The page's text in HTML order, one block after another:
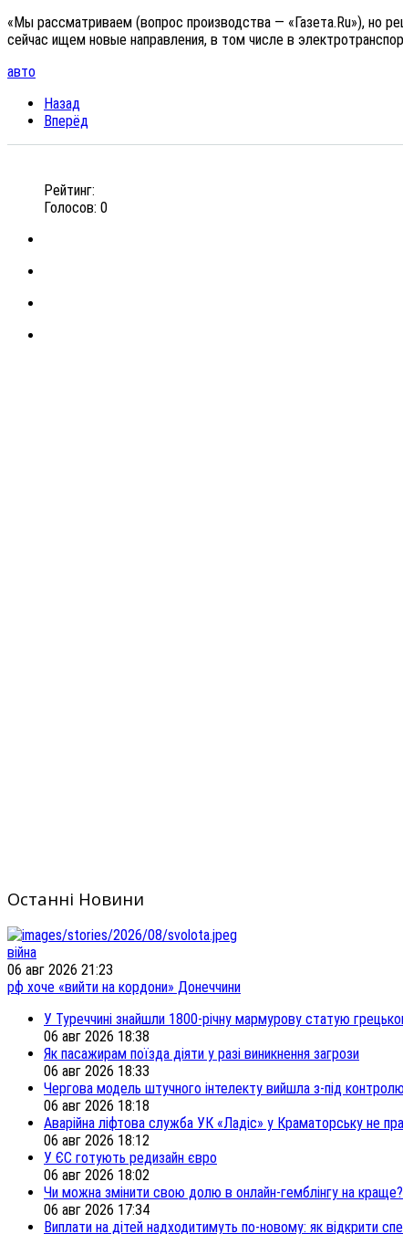
«Мы рассматриваем (вопрос производства — «Газета.Ru»), но
сейчас ищем новые направления, в том числе в
авто
Назад
Вперёд
Рейтинг:
Голосов: 0
Останні Новини
війна
06 авг 2026 21:23
рф хоче «вийти на кордони» Донеччини
У Туреччині знайшли 1800-річну мармурову статую
06 авг 2026 18:38
Як пасажирам поїзда діяти у разі виникнення загрози
06 авг 2026 18:33
Чергова модель штучного інтелекту вийшла з-під контролю
06 авг 2026 18:18
Аварійна ліфтова служба УК «Ладіс» у Краматорську не
06 авг 2026 18:12
У ЄС готують редизайн євро
06 авг 2026 18:02
Чи можна змінити свою долю в онлайн-гемблінгу на краще?
06 авг 2026 17:34
Виплати на дітей надходитимуть по-новому: як відкрити